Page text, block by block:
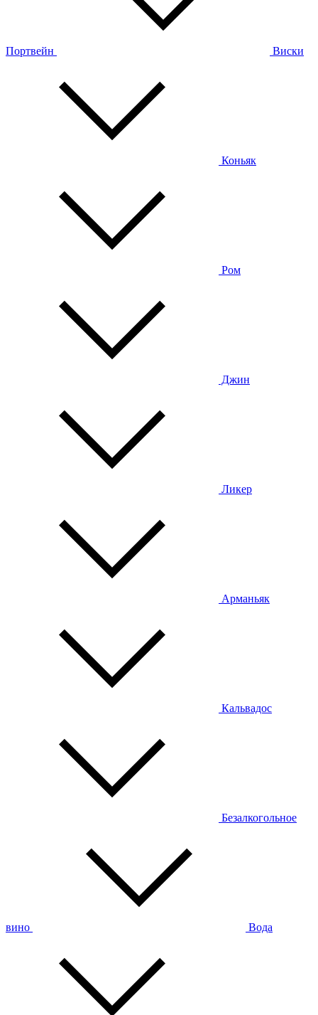
Портвейн Виски
Коньяк
Ром
Джин
Ликер
Арманьяк
Кальвадос
Безалкогольное
вино Вода